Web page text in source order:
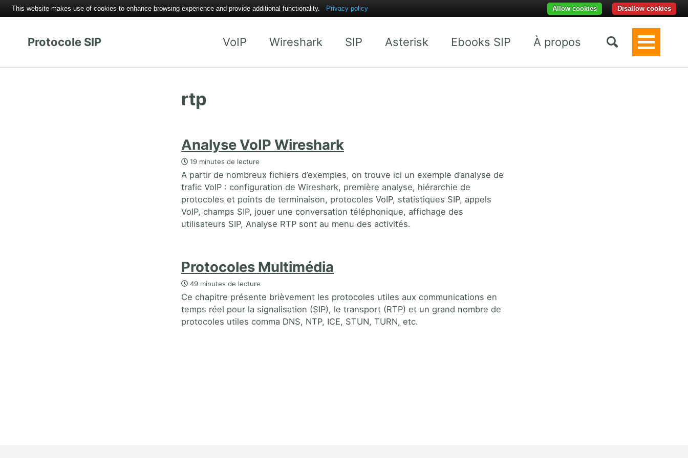
Protocole SIP VoIP Wireshark SIP Asterisk Ebooks SIP À propos
Toggle
Menu
rtp
Analyse VoIP Wireshark
19 minutes de lecture
A partir de nombreux fichiers d’exemples, on trouve ici un exemple d’analyse de
trafic VoIP : configuration de Wireshark, première analyse, hiérarchie de
protocoles et points de terminaison, protocoles VoIP, statistiques SIP, appels
VoIP, champs SIP, jouer une conversation téléphonique, affichage des
utilisateurs SIP, Analyse RTP sont au menu des activités.
Protocoles Multimédia
49 minutes de lecture
Ce chapitre présente brièvement les protocoles utiles aux communications en
temps réel pour la signalisation (SIP), le transport (RTP) et un grand nombre de
protocoles utiles comma DNS, NTP, ICE, STUN, TURN, etc.
This website makes use of cookies to enhance browsing experience and provide additional functionality. Privacy policy Disallow cookies
Allow cookies